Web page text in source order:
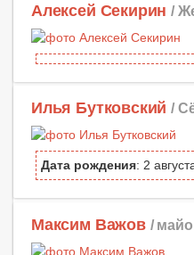
Алексей Секирин /
Илья Бутковский /
Дата рождения: 2
Максим Важов /